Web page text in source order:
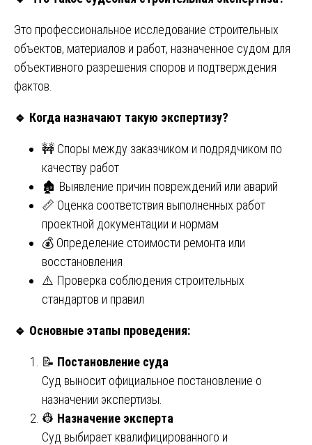
Это профессиональное исследование строительных
объектов, материалов и работ, назначенное судом для
объективного разрешения споров и подтверждения
фактов.
🔹 Когда назначают такую экспертизу?
🚧 Споры между заказчиком и подрядчиком по
качеству работ
🏚️ Выявление причин повреждений или аварий
📏 Оценка соответствия выполненных работ
проектной документации и нормам
💰 Определение стоимости ремонта или
восстановления
⚠️ Проверка соблюдения строительных
стандартов и правил
🔹 Основные этапы проведения:
📝 Постановление суда
Суд выносит официальное постановление о
назначении экспертизы.
👷 Назначение эксперта
Суд выбирает квалифицированного и